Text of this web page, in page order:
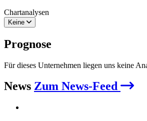
Chartanalysen
Keine
Prognose
Für dieses Unternehmen liegen uns keine
News Zum News-Feed